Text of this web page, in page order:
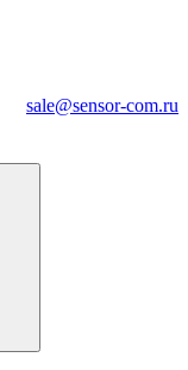
sale@sensor-com.ru